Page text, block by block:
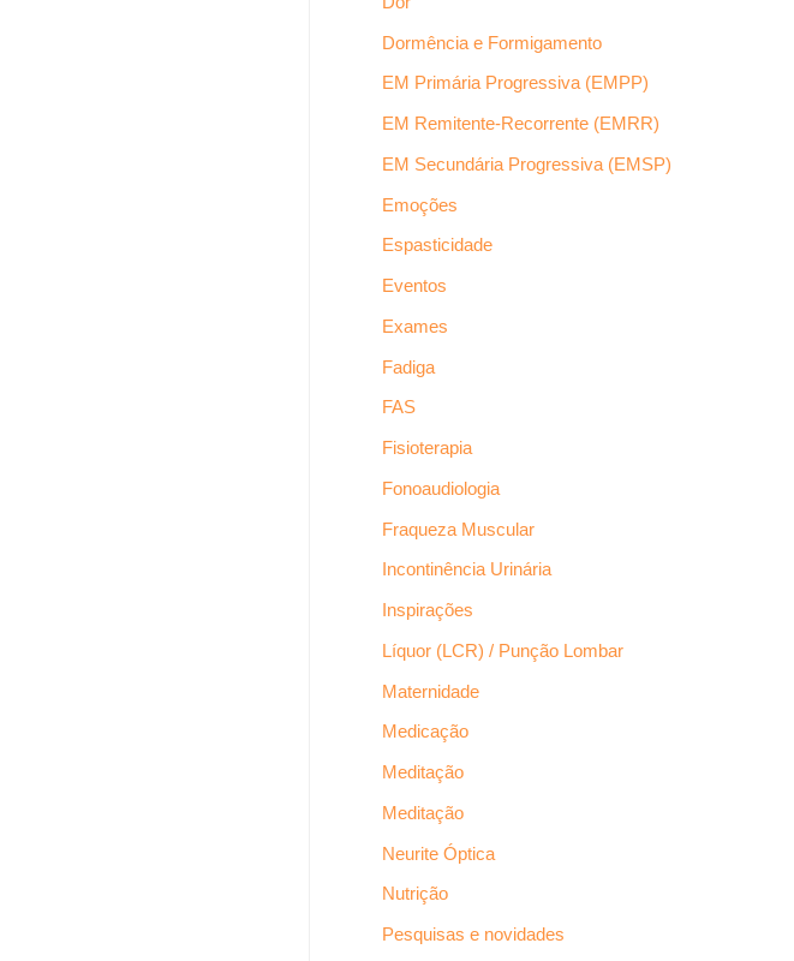
Dormência e Formigamento
EM Primária Progressiva (EMPP)
EM Remitente-Recorrente (EMRR)
EM Secundária Progressiva (EMSP)
Emoções
Espasticidade
Eventos
Exames
Fadiga
FAS
Fisioterapia
Fonoaudiologia
Fraqueza Muscular
Incontinência Urinária
Inspirações
Líquor (LCR) / Punção Lombar
Maternidade
Medicação
Meditação
Meditação
Neurite Óptica
Nutrição
Pesquisas e novidades